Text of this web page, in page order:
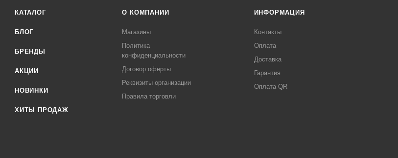
КАТАЛОГ
БЛОГ
БРЕНДЫ
АКЦИИ
НОВИНКИ
ХИТЫ ПРОДАЖ
О КОМПАНИИ
Магазины
Политика
конфиденциальности
Договор оферты
Реквизиты организации
Правила торговли
ИНФОРМАЦИЯ
Контакты
Оплата
Доставка
Гарантия
Оплата QR